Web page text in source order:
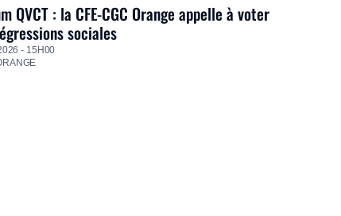
QVCT : la CFE-CGC Orange appelle à voter
sociales
- 15H00